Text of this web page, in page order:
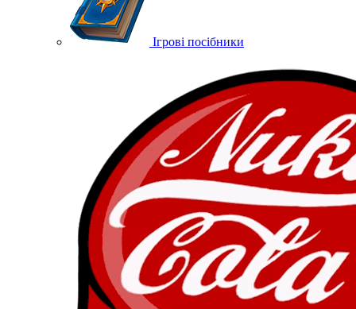
Ігрові посібники